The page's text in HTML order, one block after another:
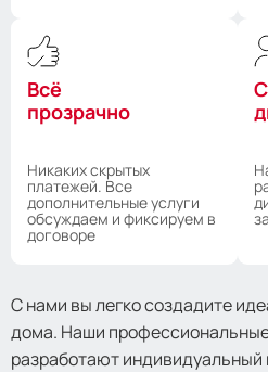
Всё
прозрачно
Никаких скрытых
платежей. Все
дополнительные услуги
обсуждаем и фиксируем в
договоре
С нами вы легко создадите
дома. Наши
разработают индивидуальный